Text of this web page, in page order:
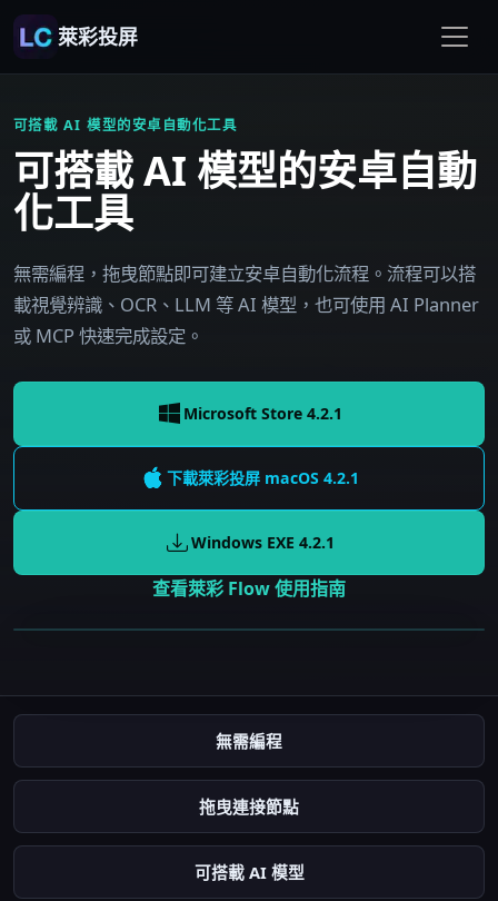
萊彩投屏
可搭載 AI 模型的安卓自動化工具
可搭載 AI 模型的安卓自動
化工具
無需編程，拖曳節點即可建立安卓自動化流程。流程可以搭
載視覺辨識、OCR、LLM 等 AI 模型，也可使用 AI Planner
或 MCP 快速完成設定。
Microsoft Store 4.2.1
下載萊彩投屏 macOS4.2.1
Windows EXE4.2.1
查看萊彩 Flow 使用指南
無需編程
拖曳連接節點
可搭載 AI 模型